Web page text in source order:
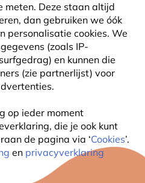
meten. Deze staan altijd
dan gebruiken we óók
personalisatie cookies. We
(zoals IP-
en kunnen die
(zie partnerlijst) voor
op ieder moment
die je ook kunt
de pagina via ‘Cookies’.
en privacyverklaring